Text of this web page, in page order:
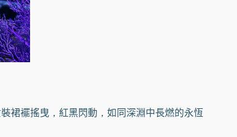
襬搖曳，紅黑閃動，如同深淵中長燃的永恆